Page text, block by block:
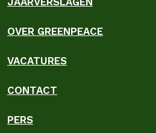
OVER GREENPEACE
VACATURES
CONTACT
PERS